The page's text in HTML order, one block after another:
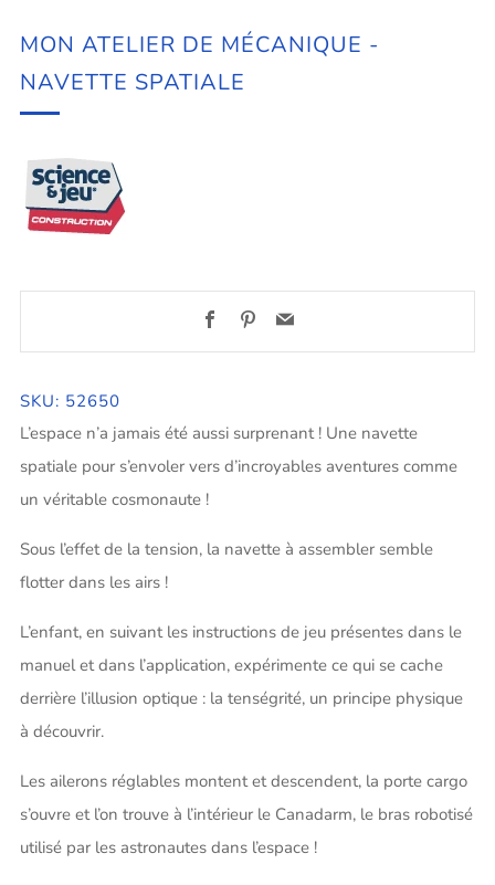
MON ATELIER DE MÉCANIQUE -
NAVETTE SPATIALE
FacebookPinterest
Email
SKU: 52650
L’espace n’a jamais été aussi surprenant ! Une navette
spatiale pour s’envoler vers d’incroyables aventures comme
un véritable cosmonaute !
Sous l’effet de la tension, la navette à assembler semble
flotter dans les airs !
L’enfant, en suivant les instructions de jeu présentes dans le
manuel et dans l’application, expérimente ce qui se cache
derrière l’illusion optique : la tenségrité, un principe physique
à découvrir.
Les ailerons réglables montent et descendent, la porte cargo
s’ouvre et l’on trouve à l’intérieur le Canadarm, le bras robotisé
utilisé par les astronautes dans l’espace !